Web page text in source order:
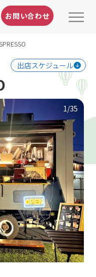
お問い合わせ
出店スケジュール
1/35